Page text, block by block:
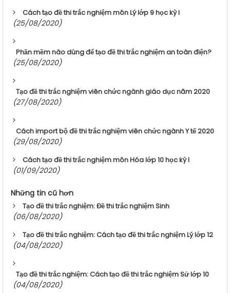
Cách tạo đề thi trắc nghiệm môn Lý lớp 9 học kỳ I
(25/08/2020)
Phần mềm nào dùng để tạo đề thi trắc nghiệm an toàn điện?
(25/08/2020)
Tạo đề thi trắc nghiệm viên chức ngành giáo dục năm 2020
(27/08/2020)
Cách import bộ đề thi trắc nghiệm viên chức ngành Y tế 2020
(29/08/2020)
Cách tạo đề thi trắc nghiệm môn Hóa lớp 10 học kỳ I
(01/09/2020)
Những tin cũ hơn
Tạo đề thi trắc nghiệm: Đề thi trắc nghiệm Sinh
(06/08/2020)
Tạo đề thi trắc nghiệm: Cách tạo đề thi trắc nghiệm Lý lớp 12
(04/08/2020)
Tạo đề thi trắc nghiệm: Cách tạo đề thi trắc nghiệm Sử lớp 10
(04/08/2020)